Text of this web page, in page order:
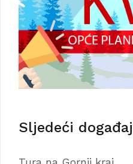
Sljedeći događaj